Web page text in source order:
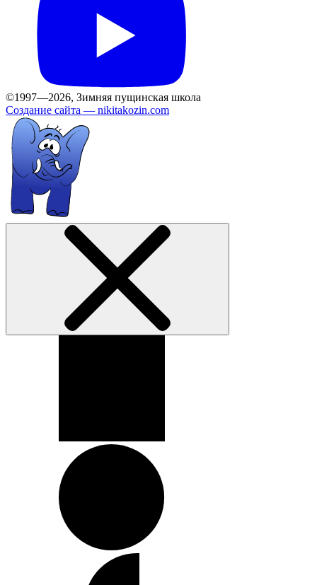
©1997—2026, Зимняя пущинская школа
Создание сайта — nikitakozin.com